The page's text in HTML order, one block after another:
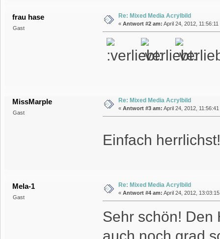
frau hase
Gast
Re: Mixed Media Acrylbild
« Antwort #2 am: April 24, 2012, 11:56:11
MissMarple
Gast
Re: Mixed Media Acrylbild
« Antwort #3 am: April 24, 2012,
Einfach
Mela-1
Gast
Re: Mixed Media Acrylbild
« Antwort #4 am: April 24, 2012,
Sehr schön! Den